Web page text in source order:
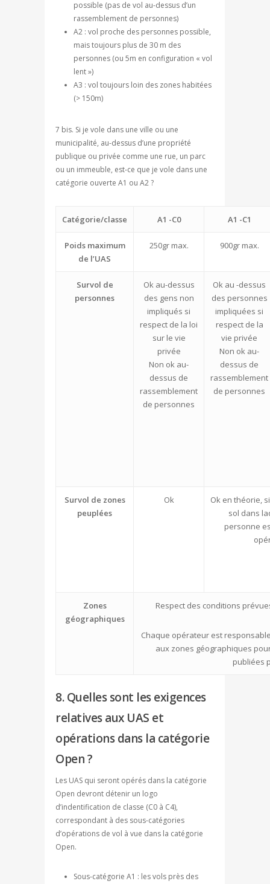
possible (pas de vol au-dessus d’un
rassemblement de personnes)
A2 : vol proche des personnes possible,
mais toujours plus de 30 m des
personnes (ou 5m en configuration « vol
lent »)
A3 : vol toujours loin des zones habitées
(> 150m)
7 bis. Si je vole dans une ville ou une
municipalité, au-dessus d’une propriété
publique ou privée comme une rue, un parc
ou un immeuble, est-ce que je vole dans une
catégorie ouverte A1 ou A2 ?
Catégorie/classe A1 -C0 A1 -C1
Poids maximum
de l’UAS
250gr max. 900gr max.
Survol de
personnes
Ok au-dessus
des gens non
impliqués si
respect de la loi
sur le vie
privée
Non ok au-
dessus de
rassemblement
de personnes
Ok au -dessus
des personnes
impliquées si
respect de la
vie privée
Non ok au-
dessus de
rassemblement
de personnes
Survol de zones
peuplées
Ok
Ok en théorie,
sol dans
personne
Zones
géographiques
Respect des conditions
Chaque opérateur est
aux zones géographiques
publiées
8. Quelles sont les exigences
relatives aux UAS et
opérations dans la catégorie
Open ?
Les UAS qui seront opérés dans la catégorie
Open devront détenir un logo
d’indentification de classe (C0 à C4),
correspondant à des sous-catégories
d’opérations de vol à vue dans la catégorie
Open.
Sous-catégorie A1 : les vols près des